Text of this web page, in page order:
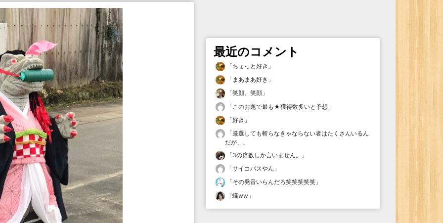
最近のコメント
「ちょっと好き 」
「 まあまあ好き 」
「笑顔、笑顔 」
「 このお題で最も★獲得数多いと予想 」
「好き 」
「厳選しても斬らなきゃならない者はたくさんいるん
だが、
」
「3の倍数しか言いません。
」
「サイコパスやん 」
「その発音いらんだろ笑笑笑笑笑 」
「蟻ww 」